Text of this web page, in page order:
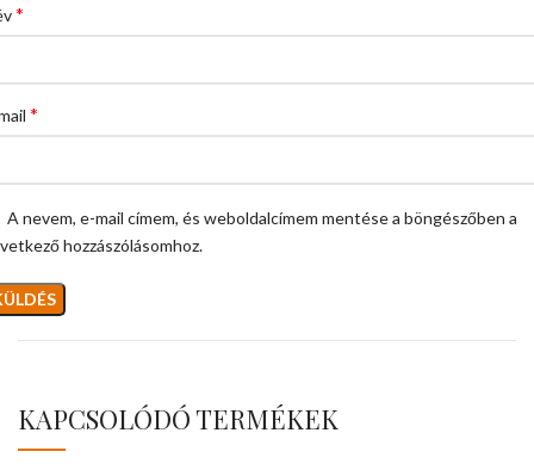
*
*
A nevem, e-mail címem, és weboldalcímem mentése a böngészőben a
hozzászólásomhoz.
KAPCSOLÓDÓ TERMÉKEK